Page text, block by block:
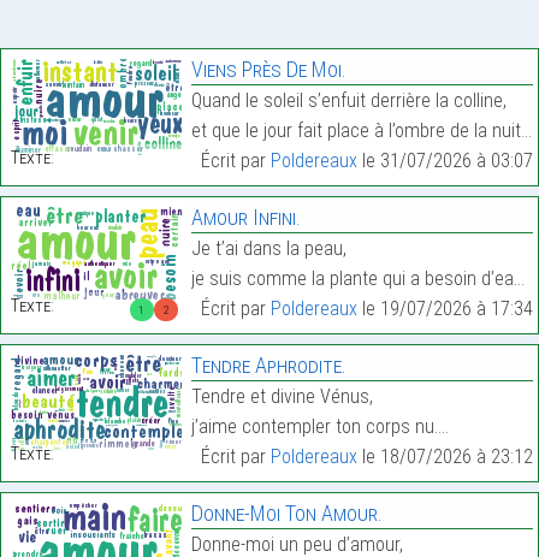
Texte:
Viens Près De Moi.
Quand le soleil s’enfuit derrière la colline,
et que le jour fait place à l’ombre de la nuit,…
Écrit par Poldereauxle 31/07/2026 à 03:07
1 2
Texte:
Amour Infini.
Je t’ai dans la peau,
je suis comme la plante qui a besoin d’eau,…
Écrit par Poldereauxle 19/07/2026 à 17:34
Texte:
Tendre Aphrodite.
Tendre et divine Vénus,
j’aime contempler ton corps nu.…
Écrit par Poldereauxle 18/07/2026 à 23:12
Donne-Moi Ton Amour.
Donne-moi un peu d’amour,